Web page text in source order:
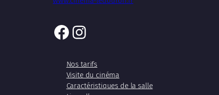
Facebook
Instagram
Nos tarifs
Visite du cinéma
Caractéristiques de la salle